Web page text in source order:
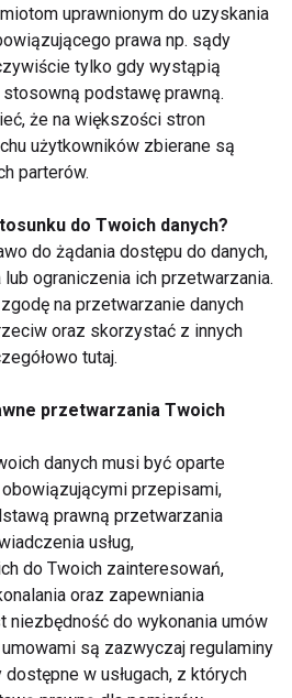
zwane „czapki”, wydrążyć
skórkę i pokroić w
i wymieszać z
płatkami chili i oliwą. Patisony
warstwami układać
ser żółty i igiełki rozmarynu
przykryć „czapkami” i upiec
180oC przez ok. 40
z serkiem topionym
uprawnionym do uzyskania
prawa np. sądy
tylko gdy wystąpią
podstawę prawną.
że na większości stron
użytkowników zbierane są
parterów.
do Twoich danych?
do żądania dostępu do danych,
ograniczenia ich przetwarzania.
na przetwarzanie danych
oraz skorzystać z innych
tutaj.
przetwarzania Twoich
danych musi być oparte
obowiązującymi przepisami,
prawną przetwarzania
usług,
do Twoich zainteresowań,
oraz zapewniania
do wykonania umów
są zazwyczaj regulaminy
w usługach, z których